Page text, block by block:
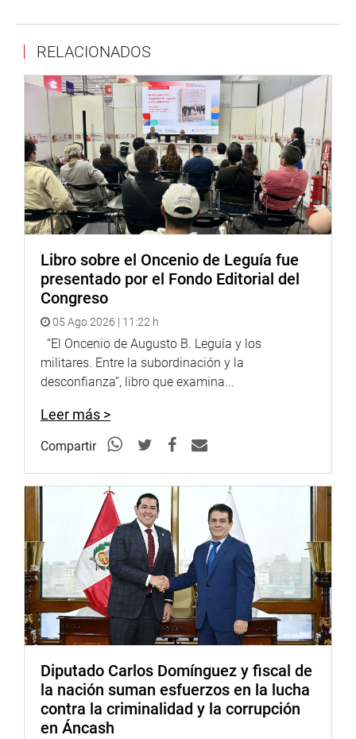
RELACIONADOS
Libro sobre el Oncenio de Leguía fue
presentado por el Fondo Editorial del
Congreso
05 Ago 2026 | 11:22 h
“El Oncenio de Augusto B. Leguía y los
militares. Entre la subordinación y la
desconfianza”, libro que examina...
Leer más >
Compartir
Diputado Carlos Domínguez y fiscal de
la nación suman esfuerzos en la lucha
contra la criminalidad y la corrupción
en Áncash